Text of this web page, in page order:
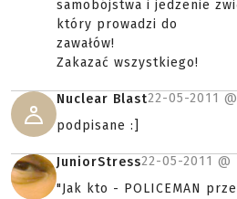
samobójstwa i jedzenie
który prowadzi do
zawałów!
Zakazać wszystkiego!
Nuclear Blast22-05-2011 @
podpisane :]
JuniorStress22-05-2011 @
"Jak kto - POLICEMAN